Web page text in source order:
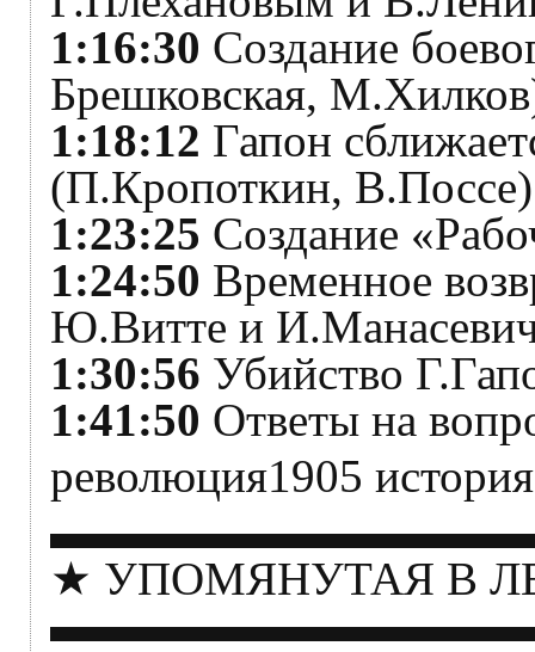
1:16:30 Создание
Брешковская,
1:18:12 Гапон
(П.Кропоткин, В.Поссе)
1:23:25 Создание
1:24:50 Временное
Ю.Витте и
1:30:56 Убийство
1:41:50 Ответы на
революция1905
★ УПОМЯНУТАЯ В